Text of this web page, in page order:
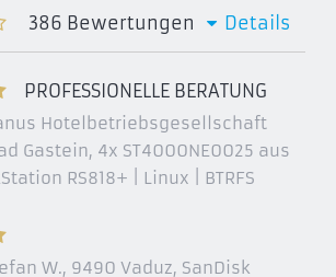
386 Bewertungen Details
PROFESSIONELLE BERATUNG
Hotelbetriebsgesellschaft
Gastein, 4x ST4000NE0025 aus
RS818+ | Linux | BTRFS
W., 9490 Vaduz, SanDisk